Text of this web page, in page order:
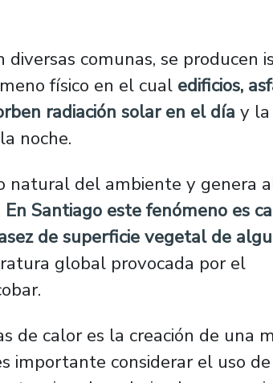
comunas, se producen
físico en el cual edificios,
radiación solar en el día y la
noche.
natural del ambiente y genera
En Santiago este fenómeno es
de superficie vegetal de
global provocada por el
de calor es la creación de una
importante considerar el uso de